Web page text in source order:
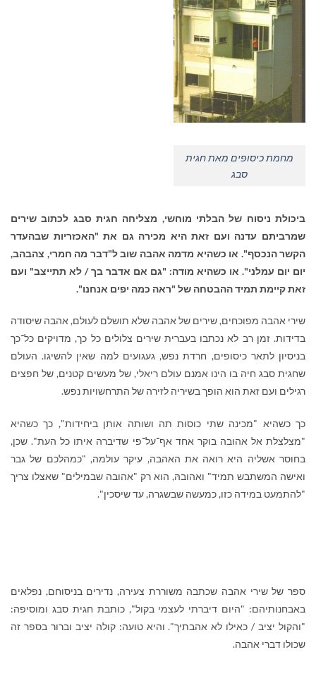
מחמת כיסופים מאת חגית
סבג
ביכולת ניסוח של הבלתי מוחשי, מצליחה חגית סבג לכתוב שירים
שמרביתם עדנה ועם זאת היא מכירה גם את "האכזריות שבהעדר
הקשר הנכסף". או כשהיא מדמה אהבה שוב ל"דבר מה חמרי, צהבהב,
יום יום עמלני". או כשהיא מודה: "גם אם אדבר בך / לא תתייצב" ועם
זאת קיימת תמיד ההבטחה של "ראה כמה יפים אנחנו".
שירי אהבה מפוכחים, שירים של אהבה שלא תושלם לעולם, אהבה שיסודה
בדידות. זמן רב לא נכתבו בעברית שירים צלולים כל כך, מדויקים כל־כך
בניסיון לתאר כיסופים, חרדת נפש, געגועים למה שאין להשיגו. העולם
שחגית סבג חיה בו הינו אמנם עולם ריאלי, של מעשים קטנים, של חפצים
רגילים ועם זאת הוא הופך בשיריה לזירה של התרחשויות נפש.
כך כשהיא "מכינה שתי כוסות תה ושותה אותן ביחידות", כך כשהיא
"מצלצלת אל אהובה בוקר אחד אף־על־פי שדיברה איתו כל העת". שכן,
בחוסר אשליה היא רואה את האהבה, עיקר עולמה, "כמהלכם של גבר
ואישה המשתבש תמיד" ואהובהּ, הוא רק "אהובה שבמילים" שאצלו צריך
"להתמעט במידה כזו, כמעשה שבשגרה, עד שיסכין".
ספר של שירי אהבה שכתבה משוררת צעירה, נדירים בניסוחם, נפלאים
באבחנותיהם: "היום דיברתי לעצמי בקול", כותבת חגית סבג ומוסיפה:
"והקול יציב / כאילו לא אהבתיך". והיא טועה: קולה יציב וברור בספר זה
שכולו דברי אהבה.